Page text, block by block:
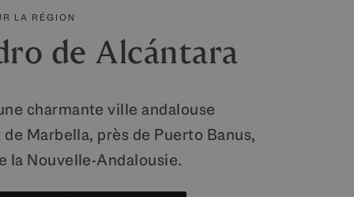
LA RÉGION
de Alcántara
charmante ville andalouse
de Marbella, près de Puerto Banus,
la Nouvelle-Andalousie.